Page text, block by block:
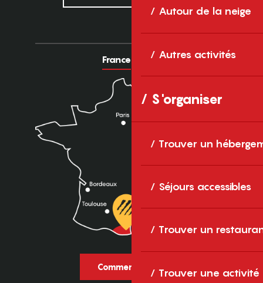
Autour de la neige
Autres activités
S'organiser
Trouver un
Séjours accessibles
Trouver un
Trouver une activité
France Europe
Comment venir ?